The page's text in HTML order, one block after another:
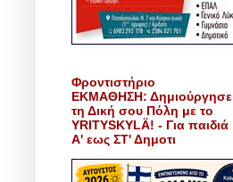
Φροντιστήριο
ΕΚΜΑΘΗΣΗ: Δημιούργησε
τη Δική σου Πόλη με το
YRITYSKYLÄ! - Για παιδιά
Α' εως ΣΤ' Δημοτι